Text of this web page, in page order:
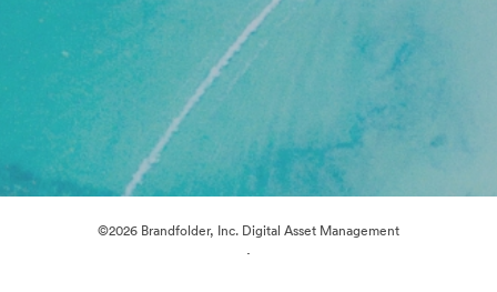
©2026 Brandfolder, Inc. Digital Asset Management
·